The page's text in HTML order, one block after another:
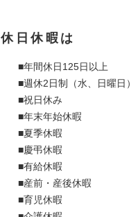
休日休暇は
■年間休日125日以上
■週休2日制（水、日曜日）
■祝日休み
■年末年始休暇
■夏季休暇
■慶弔休暇
■有給休暇
■産前・産後休暇
■育児休暇